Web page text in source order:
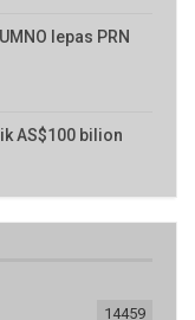
lepas PRN
AS$100 bilion
14459